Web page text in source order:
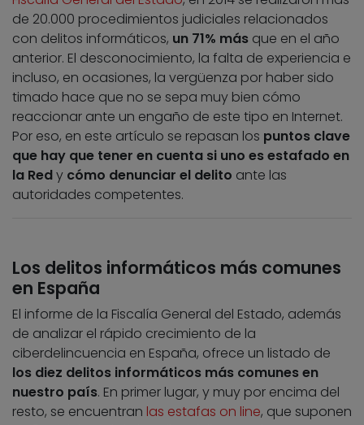
de 20.000 procedimientos judiciales relacionados
con delitos informáticos, un 71% más que en el año
anterior. El desconocimiento, la falta de experiencia e
incluso, en ocasiones, la vergüenza por haber sido
timado hace que no se sepa muy bien cómo
reaccionar ante un engaño de este tipo en Internet.
Por eso, en este artículo se repasan los puntos clave
que hay que tener en cuenta si uno es estafado en
la Redy cómo denunciar el delito ante las
autoridades competentes.
Los delitos informáticos más comunes
en España
El informe de la Fiscalía General del Estado, además
de analizar el rápido crecimiento de la
ciberdelincuencia en España, ofrece un listado de
los diez delitos informáticos más comunes en
nuestro país. En primer lugar, y muy por encima del
resto, se encuentran las estafas on line, que suponen